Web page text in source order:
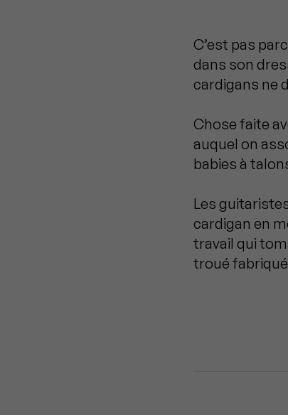
C’est pas
dans son
cardigans ne
Chose faite
auquel on
babies à
Les
cardigan en
travail qui
troué fabriqué